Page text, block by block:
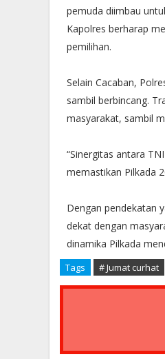
pemuda diimbau
Kapolres berharap
pemilihan.
Selain Cacaban,
sambil berbincang.
masyarakat, sambil
“Sinergitas antara
memastikan Pilkada
Dengan pendekatan
dekat dengan
dinamika Pilkada
Tags # Jumat curhat